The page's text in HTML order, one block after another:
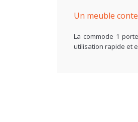
Un meuble
La commode 1
utilisation rapide et